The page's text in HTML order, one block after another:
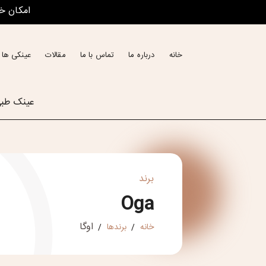
امکان
خانه درباره ما تماس با ما مقالات عینکی
عینک
برند
Oga
خانه / برندها / اوگا